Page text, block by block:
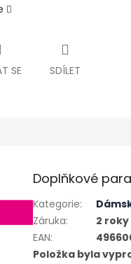
SE SDÍLET
Doplňkové
Kategorie:
Záruka:
2 roky
EAN:
Položka byla